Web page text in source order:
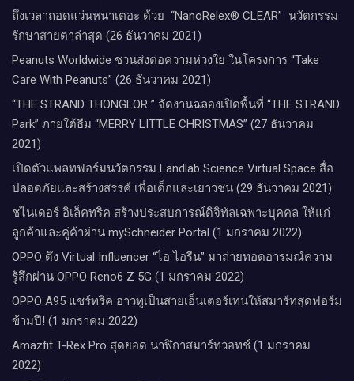
ถึงเวลาถอดแว่นหนาเตอะ ด้วย “NanoRelex® CLEAR” นวัตกรรม
รักษาสายตาล่าสุด (26 ธันวาคม 2021)
Peanuts Worldwide ชวนส่งต่อความห่วงใย​ ​ในโครงการ “Take
Care With Peanuts” (26 ธันวาคม 2021)
“THE STRAND THONGLOR ” จัดงานฉลองเปิดพื้นที่ “THE STRAND
Park” ภายใต้ธีม “MERRY LITTLE CHRISTMAS” (27 ธันวาคม
2021)
เปิดตัวแพลทฟอร์มนวัตกรรม Landlab Science Virtual Space สื่อ
ปลอดภัยและสร้างสรรค์ เพื่อเด็กและเยาวชน (29 ธันวาคม 2021)
ชไนเดอร์ อิเล็คทริค สร้างประสบการณ์ดิจิทัลเฉพาะบุคคล ให้แก่
ลูกค้าและคู่ค้าผ่าน mySchneider Portal (1 มกราคม 2022)
OPPO ดึง Virtual Influencer “ไอ ไอรีน” มาถ่ายทอดอารมณ์ความ
รู้สึกผ่าน OPPO Reno6 Z 5G (1 มกราคม 2022)
OPPO A95 แชร์ทริค ฮาวทูเป็นสายเอ็นเตอร์เทนให้สมาร์ทสุดฟอร์ม
ข้ามปี! (1 มกราคม 2022)
Amazfit T-Rex Pro สุดยอด นาฬิกาสมาร์ทวอทช์ (1 มกราคม
2022)